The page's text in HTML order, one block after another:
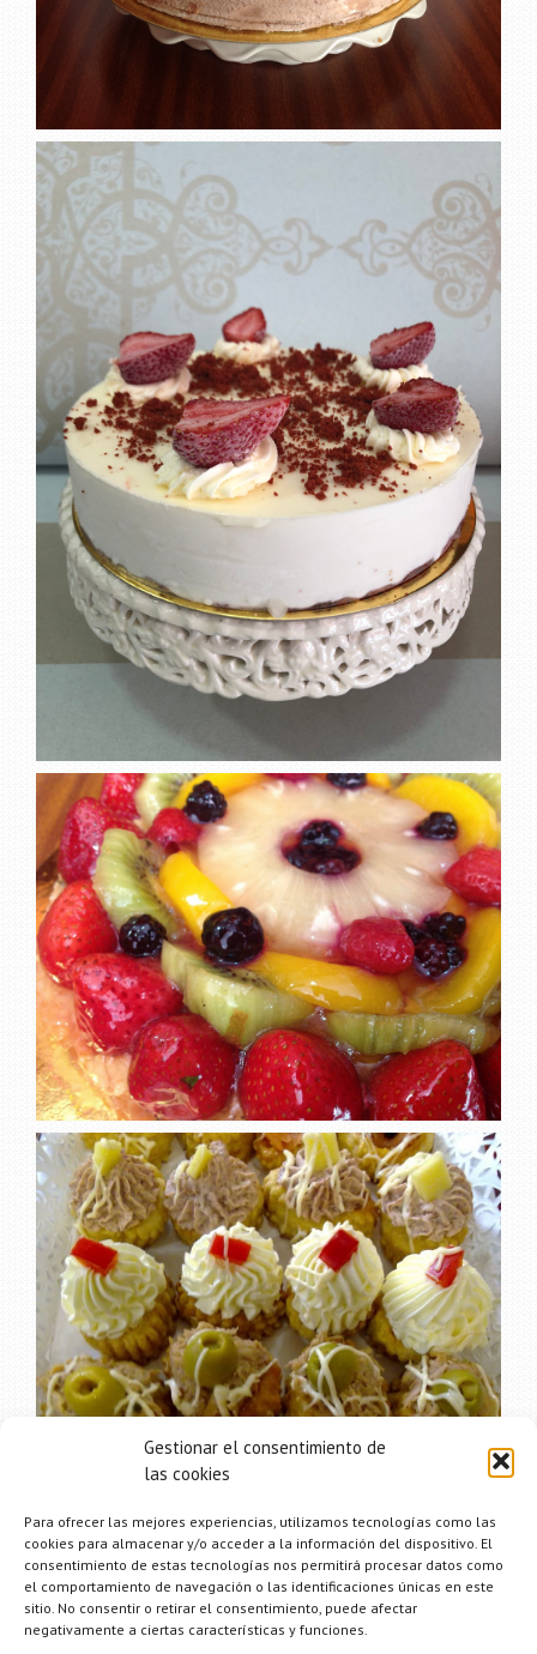
Gestionar el consentimiento de
las cookies
Para ofrecer las mejores experiencias, utilizamos tecnologías como las
cookies para almacenar y/o acceder a la información del dispositivo. El
consentimiento de estas tecnologías nos permitirá procesar datos como
el comportamiento de navegación o las identificaciones únicas en este
sitio. No consentir o retirar el consentimiento, puede afectar
negativamente a ciertas características y funciones.